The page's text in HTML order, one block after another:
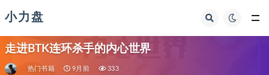
小力盘
走进BTK连环杀手的内心世界
热门书籍 9月前 333